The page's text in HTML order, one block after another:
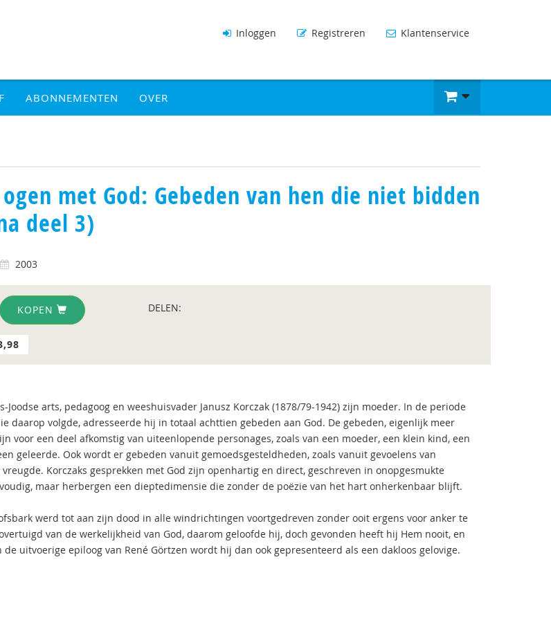
Inloggen Registreren Klantenservice
ABONNEMENTEN OVER
met God: Gebeden van hen die niet bidden
deel 3)
2003
KOPEN DELEN:
Joodse arts, pedagoog en weeshuisvader Janusz Korczak (1878/79-1942) zijn moeder. In de periode
daarop volgde, adresseerde hij in totaal achttien gebeden aan God. De gebeden, eigenlijk meer
voor een deel afkom­stig van uiteenlopende perso­nages, zoals van een moeder, een klein kind, een
geleerde. Ook wordt er gebeden vanuit gemoedsge­steldheden, zoals vanuit gevoelens van
Korczaks gesprekken met God zijn openhartig en direct, geschreven in onopgesmukte
maar herbergen een dieptedimensie die zonder de poëzie van het hart onherkenbaar blijft.
werd tot aan zijn dood in alle windrichtingen voortgedreven zonder ooit ergens voor anker te
van de werkelijkheid van God, daarom geloofde hij, doch gevonden heeft hij Hem nooit, en
uitvoerige epiloog van René Görtzen wordt hij dan ook gepresenteerd als een dakloos gelovige.